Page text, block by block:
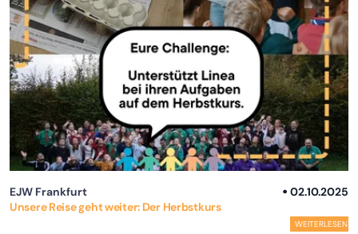
EJW Frankfurt
02.10.2025
Unsere Reise geht weiter: Der Herbstkurs
WEITERLESEN